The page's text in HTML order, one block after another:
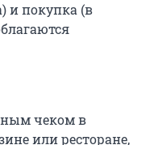
и покупка (в
чеком в
или ресторане,